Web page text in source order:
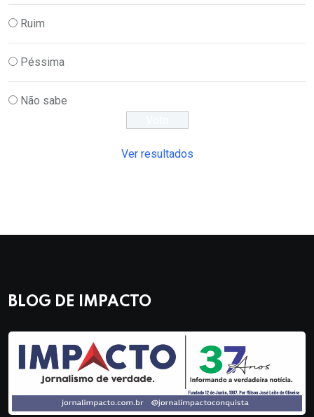
Ruim
Péssima
Não sabe
Ver resultados
BLOG DE IMPACTO